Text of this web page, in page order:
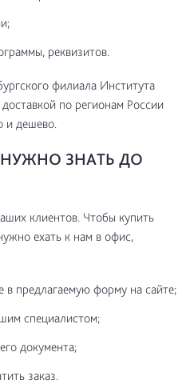
реквизитов.
филиала Института
по регионам России
и дешево.
ЗНАТЬ ДО
клиентов. Чтобы купить
ехать к нам в офис,
в предлагаемую форму на сайте;
специалистом;
документа;
заказ.